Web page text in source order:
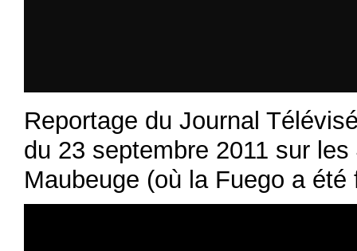
Reportage du Journal
du 23 septembre 2011 sur
Maubeuge (où la Fuego a été